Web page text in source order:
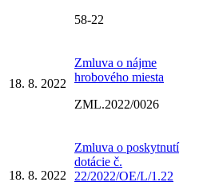
58-22
18. 8. 2022
Zmluva o nájme
hrobového miesta
ZML.2022/0026
18. 8. 2022
Zmluva o poskytnutí
dotácie č.
22/2022/OE/L/1.22